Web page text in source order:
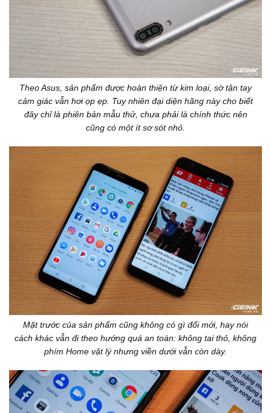
Theo Asus, sản phẩm được hoàn thiện từ kim loại, sờ tận tay
cảm giác vẫn hơi ọp ẹp. Tuy nhiên đại diện hãng này cho biết
đây chỉ là phiên bản mẫu thử, chưa phải là chính thức nên
cũng có một ít sơ sót nhỏ.
Mặt trước của sản phẩm cũng không có gì đổi mới, hay nói
cách khác vẫn đi theo hướng quá an toàn: không tai thỏ, không
phím Home vật lý nhưng viền dưới vẫn còn dày.